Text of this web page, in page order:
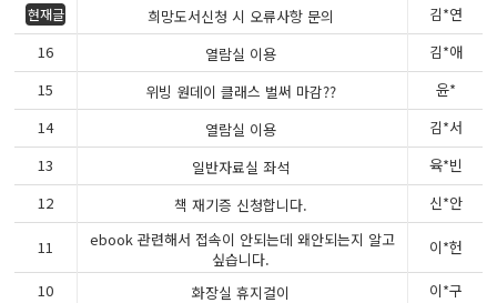
현재글 희망도서신청 시 오류사항 문의 김*연
16
열람실 이용 김*애
15
위빙 원데이 클래스 벌써 마감?? 윤*
14
열람실 이용 김*서
13
일반자료실 좌석 육*빈
12
책 재기증 신청합니다. 신*안
11
ebook 관련해서 접속이 안되는데 왜안되는지 알고
싶습니다.
이*헌
10 화장실 휴지걸이 이*구